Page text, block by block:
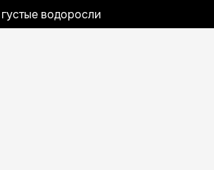
водоросли